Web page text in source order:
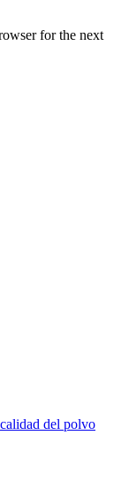
for the next
del polvo